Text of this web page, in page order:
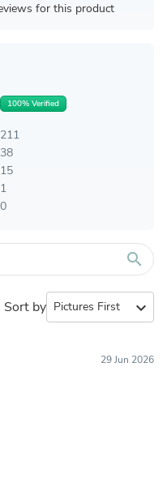
for this product
100% Verified
211
38
15
1
0
search
Sort by expand_more
29 Jun 2026